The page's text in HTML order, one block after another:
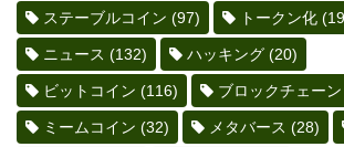
ステーブルコイン (97) トークン化
ニュース (132) ハッキング (20)
ビットコイン (116) ブロックチェーン
ミームコイン (32) メタバース (28)